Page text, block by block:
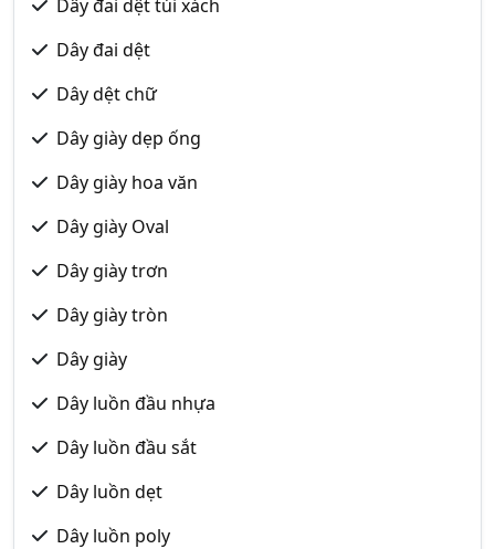
Dây đai dệt túi xách
Dây đai dệt
Dây dệt chữ
Dây giày dẹp ống
Dây giày hoa văn
Dây giày Oval
Dây giày trơn
Dây giày tròn
Dây giày
Dây luồn đầu nhựa
Dây luồn đầu sắt
Dây luồn dẹt
Dây luồn poly